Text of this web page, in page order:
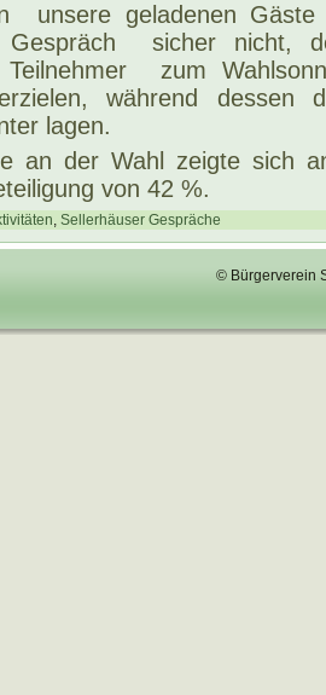
unsere geladenen
Gespräch sicher nicht,
Teilnehmer zum
während dessen
lagen.
an der Wahl zeigte sich
von 42 %.
, Sellerhäuser Gespräche
© Bürgerverein